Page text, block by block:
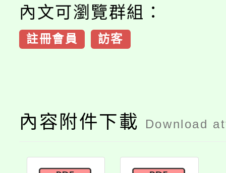
內文可瀏覽群組：
註冊會員 訪客
內容附件下載 Download